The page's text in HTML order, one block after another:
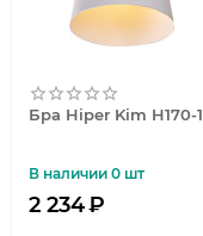
Бра Hiper Kim H170-1
В наличии 0 шт
2 234₽